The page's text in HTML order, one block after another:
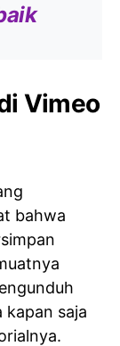
Vimeo
bahwa
saja